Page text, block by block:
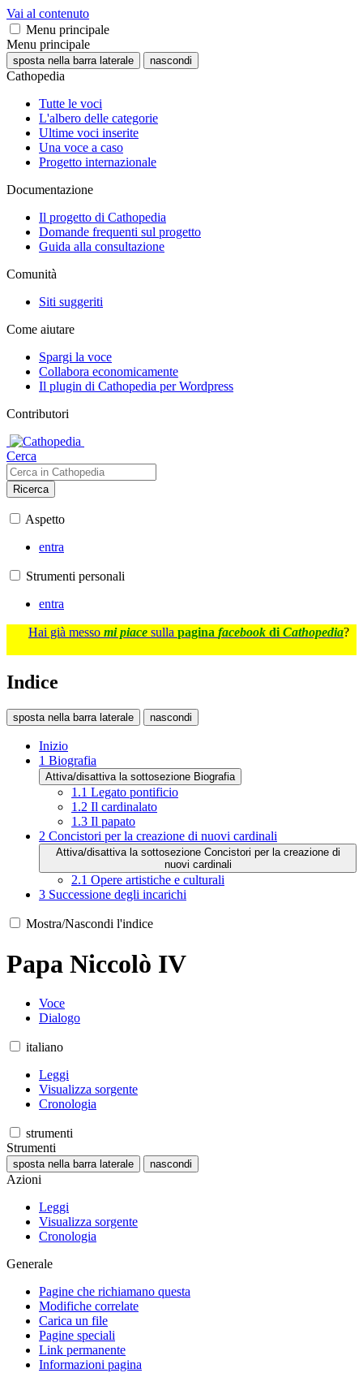
Vai al contenuto
Menu principale
Menu principale
sposta nella barra laterale nascondi
Cathopedia
Tutte le voci
L'albero delle categorie
Ultime voci inserite
Una voce a caso
Progetto internazionale
Documentazione
Il progetto di Cathopedia
Domande frequenti sul progetto
Guida alla consultazione
Comunità
Siti suggeriti
Come aiutare
Spargi la voce
Collabora economicamente
Il plugin di Cathopedia per Wordpress
Contributori
Cerca
Ricerca
Aspetto
entra
Strumenti personali
entra
Hai già messo mi piace sulla pagina facebook di Cathopedia?
Indice
sposta nella barra laterale nascondi
Inizio
1 Biografia
Attiva/disattiva la sottosezione Biografia
1.1 Legato pontificio
1.2 Il cardinalato
1.3 Il papato
2 Concistori per la creazione di nuovi cardinali
Attiva/disattiva la sottosezione Concistori per la creazione di
nuovi cardinali
2.1 Opere artistiche e culturali
3 Successione degli incarichi
Mostra/Nascondi l'indice
Papa Niccolò IV
Voce
Dialogo
italiano
Leggi
Visualizza sorgente
Cronologia
strumenti
Strumenti
sposta nella barra laterale nascondi
Azioni
Leggi
Visualizza sorgente
Cronologia
Generale
Pagine che richiamano questa
Modifiche correlate
Carica un file
Pagine speciali
Link permanente
Informazioni pagina